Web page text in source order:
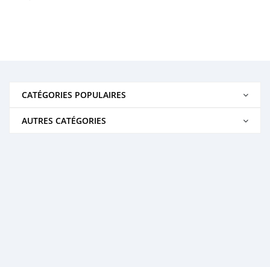
CATÉGORIES POPULAIRES
AUTRES CATÉGORIES